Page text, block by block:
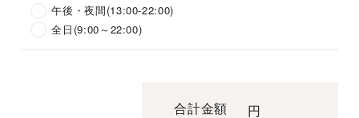
午後・夜間(13:00-22:00)
全日(9:00～22:00)
合計金額